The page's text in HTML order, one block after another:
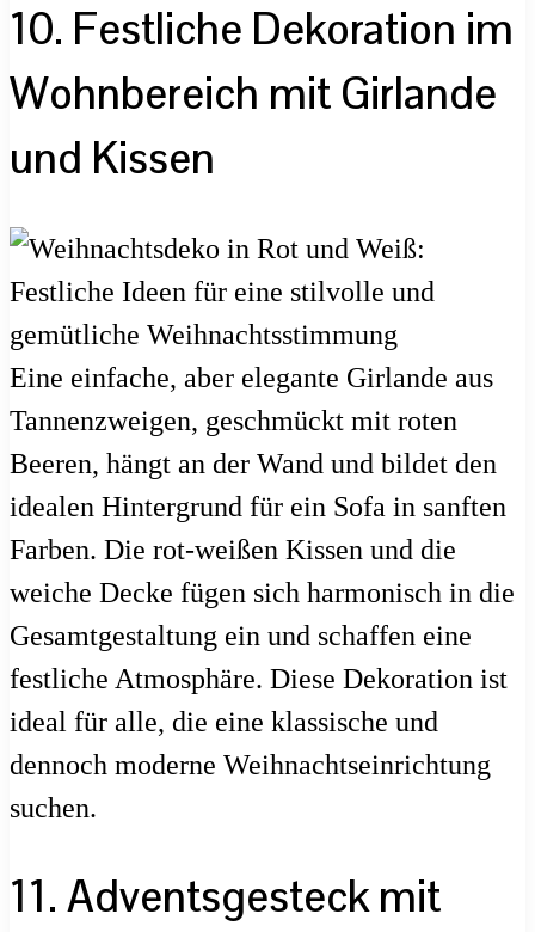
10. Festliche Dekoration im
Wohnbereich mit Girlande
und Kissen
Eine einfache, aber elegante Girlande aus
Tannenzweigen, geschmückt mit roten
Beeren, hängt an der Wand und bildet den
idealen Hintergrund für ein Sofa in sanften
Farben. Die rot-weißen Kissen und die
weiche Decke fügen sich harmonisch in die
Gesamtgestaltung ein und schaffen eine
festliche Atmosphäre. Diese Dekoration ist
ideal für alle, die eine klassische und
dennoch moderne Weihnachtseinrichtung
suchen.
11. Adventsgesteck mit